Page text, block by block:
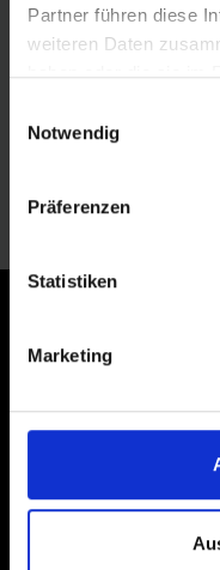
Partner führen diese
weiteren Daten
haben oder die sie im
Notwendig
Präferenzen
Statistiken
Marketing
WICKED
Nic und Wicked Will.